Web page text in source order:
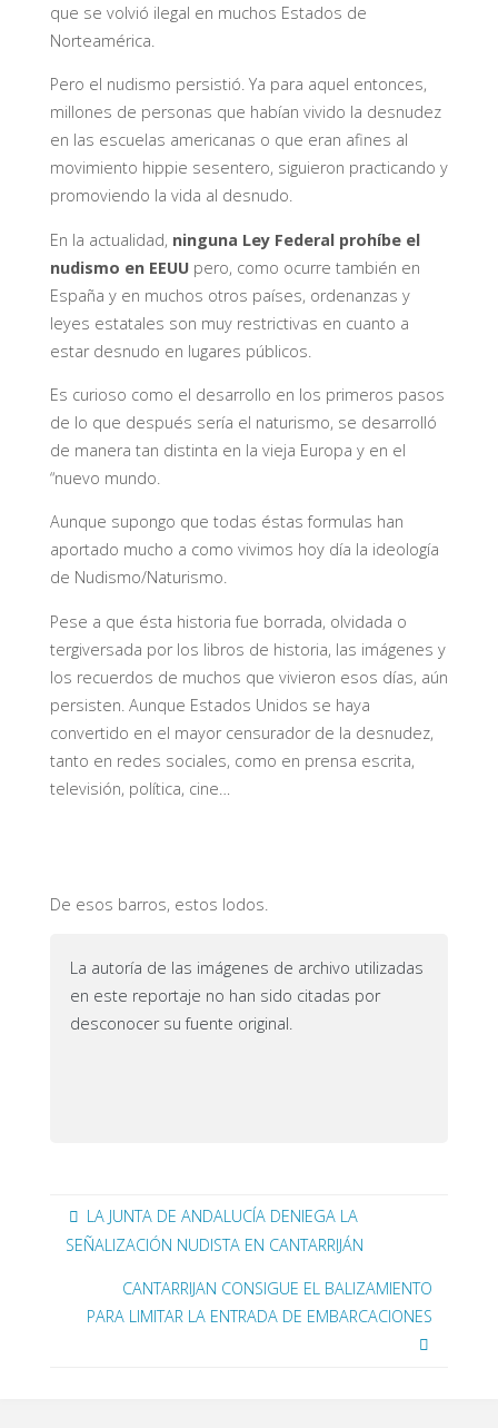
que se volvió ilegal en muchos Estados de
Norteamérica.
Pero el nudismo persistió. Ya para aquel entonces,
millones de personas que habían vivido la desnudez
en las escuelas americanas o que eran afines al
movimiento hippie sesentero, siguieron practicando y
promoviendo la vida al desnudo.
En la actualidad, ninguna Ley Federal prohíbe el
nudismo en EEUUpero, como ocurre también en
España y en muchos otros países, ordenanzas y
leyes estatales son muy restrictivas en cuanto a
estar desnudo en lugares públicos.
Es curioso como el desarrollo en los primeros pasos
de lo que después sería el naturismo, se desarrolló
de manera tan distinta en la vieja Europa y en el
“nuevo mundo.
Aunque supongo que todas éstas formulas han
aportado mucho a como vivimos hoy día la ideología
de Nudismo/Naturismo.
Pese a que ésta historia fue borrada, olvidada o
tergiversada por los libros de historia, las imágenes y
los recuerdos de muchos que vivieron esos días, aún
persisten. Aunque Estados Unidos se haya
convertido en el mayor censurador de la desnudez,
tanto en redes sociales, como en prensa escrita,
televisión, política, cine…
De esos barros, estos lodos.
La autoría de las imágenes de archivo utilizadas
en este reportaje no han sido citadas por
desconocer su fuente original.
LA JUNTA DE ANDALUCÍA DENIEGA LA
SEÑALIZACIÓN NUDISTA EN CANTARRIJÁN
CANTARRIJAN CONSIGUE EL BALIZAMIENTO
PARA LIMITAR LA ENTRADA DE EMBARCACIONES